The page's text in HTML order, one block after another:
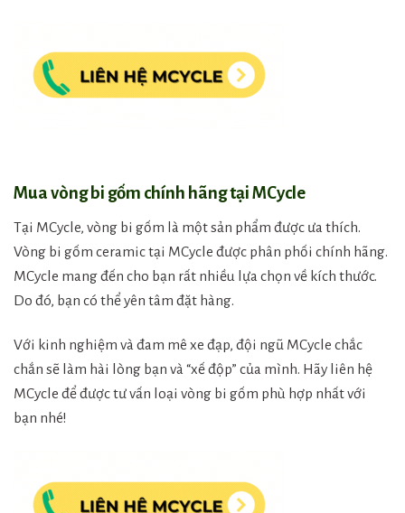
Mua vòng bi gốm chính hãng tại MCycle
Tại MCycle, vòng bi gốm là một sản phẩm được ưa thích.
Vòng bi gốm ceramic tại MCycle được phân phối chính hãng.
MCycle mang đến cho bạn rất nhiều lựa chọn về kích thước.
Do đó, bạn có thể yên tâm đặt hàng.
Với kinh nghiệm và đam mê xe đạp, đội ngũ MCycle chắc
chắn sẽ làm hài lòng bạn và “xế độp” của mình. Hãy liên hệ
MCycle để được tư vấn loại vòng bi gốm phù hợp nhất với
bạn nhé!